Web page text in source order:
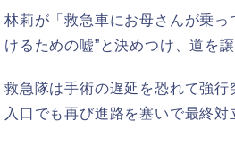
林莉が「救急車にお母さんが乗
けるための嘘”と決めつけ、道を
救急隊は手術の遅延を恐れて強
入口でも再び進路を塞いで最終対